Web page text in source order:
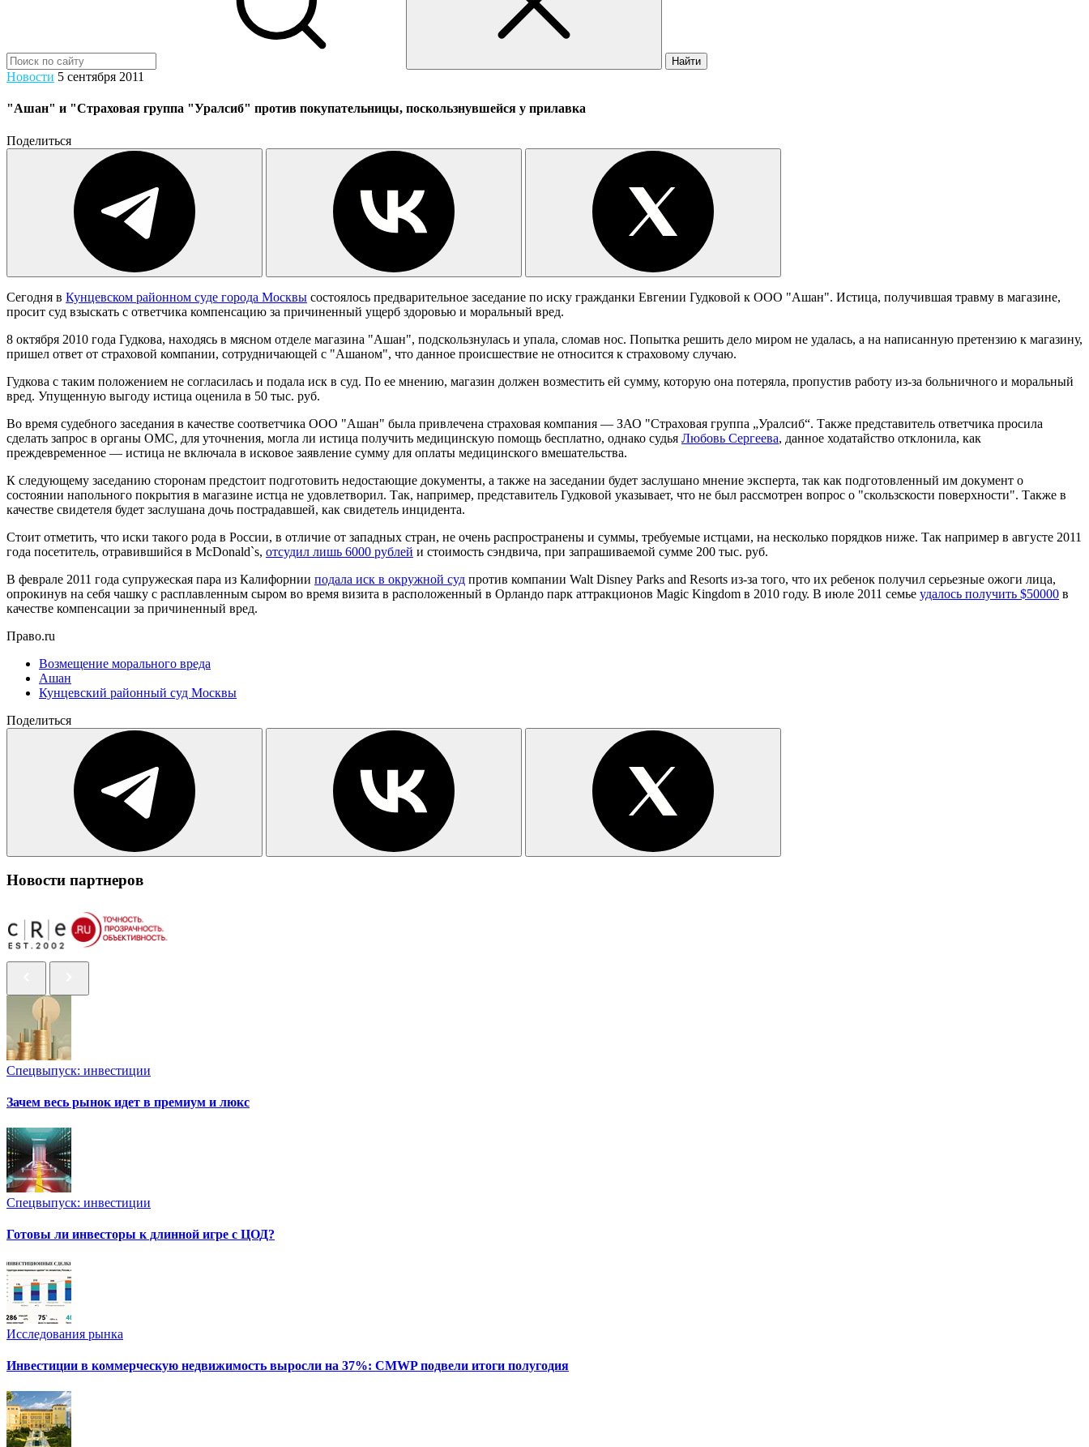
Найти
Новости 5 сентября 2011
"Ашан" и "Страховая группа "Уралсиб" против покупательницы, поскользнувшейся у прилавка
Поделиться
Сегодня в Кунцевском районном суде города Москвы состоялось предварительное заседание по иску гражданки Евгении Гудковой к ООО "Ашан". Истица, получившая травму в магазине,
просит суд взыскать с ответчика компенсацию за причиненный ущерб здоровью и моральный вред.
8 октября 2010 года Гудкова, находясь в мясном отделе магазина "Ашан", подскользнулась и упала, сломав нос. Попытка решить дело миром не удалась, а на написанную претензию к магазину,
пришел ответ от страховой компании, сотрудничающей с "Ашаном", что данное происшествие не относится к страховому случаю.
Гудкова с таким положением не согласилась и подала иск в суд. По ее мнению, магазин должен возместить ей сумму, которую она потеряла, пропустив работу из-за больничного и моральный
вред. Упущенную выгоду истица оценила в 50 тыс. руб.
Во время судебного заседания в качестве соответчика ООО "Ашан" была привлечена страховая компания — ЗАО "Страховая группа „Уралсиб“. Также представитель ответчика просила
сделать запрос в органы ОМС, для уточнения, могла ли истица получить медицинскую помощь бесплатно, однако судья Любовь Сергеева, данное ходатайство отклонила, как
преждевременное — истица не включала в исковое заявление сумму для оплаты медицинского вмешательства.
К следующему заседанию сторонам предстоит подготовить недостающие документы, а также на заседании будет заслушано мнение эксперта, так как подготовленный им документ о
состоянии напольного покрытия в магазине истца не удовлетворил. Так, например, представитель Гудковой указывает, что не был рассмотрен вопрос о "скользскости поверхности". Также в
качестве свидетеля будет заслушана дочь пострадавшей, как свидетель инцидента.
Стоит отметить, что иски такого рода в России, в отличие от западных стран, не очень распространены и суммы, требуемые истцами, на несколько порядков ниже. Так например в августе 2011
года посетитель, отравившийся в McDonald`s, отсудил лишь 6000 рублей и стоимость сэндвича, при запрашиваемой сумме 200 тыс. руб.
В феврале 2011 года супружеская пара из Калифорнии подала иск в окружной суд против компании Walt Disney Parks and Resorts из-за того, что их ребенок получил серьезные ожоги лица,
опрокинув на себя чашку с расплавленным сыром во время визита в расположенный в Орландо парк аттракционов Magic Kingdom в 2010 году. В июле 2011 семье удалось получить $50000 в
качестве компенсации за причиненный вред.
Право.ru
Возмещение морального вреда
Ашан
Кунцевский районный суд Москвы
Поделиться
Новости партнеров
Спецвыпуск: инвестиции
Зачем весь рынок идет в премиум и люкс
Спецвыпуск: инвестиции
Готовы ли инвесторы к длинной игре с ЦОД?
Исследования рынка
Инвестиции в коммерческую недвижимость выросли на 37%: CMWP подвели итоги полугодия